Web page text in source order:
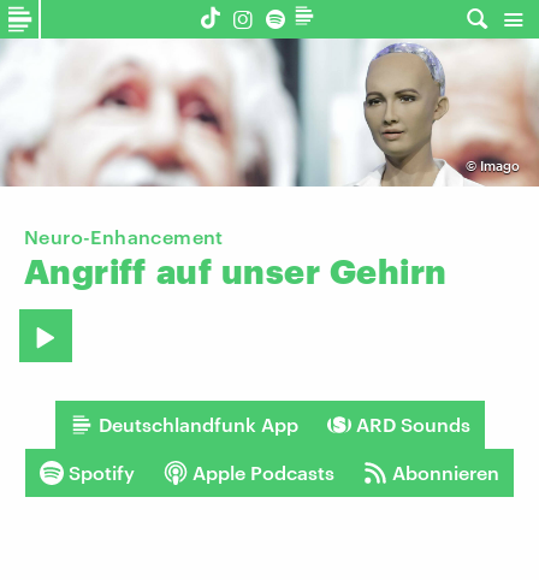
©Imago
Neuro-Enhancement
Angriff auf unser Gehirn
Deutschlandfunk App ARD Sounds
Spotify Apple Podcasts Abonnieren